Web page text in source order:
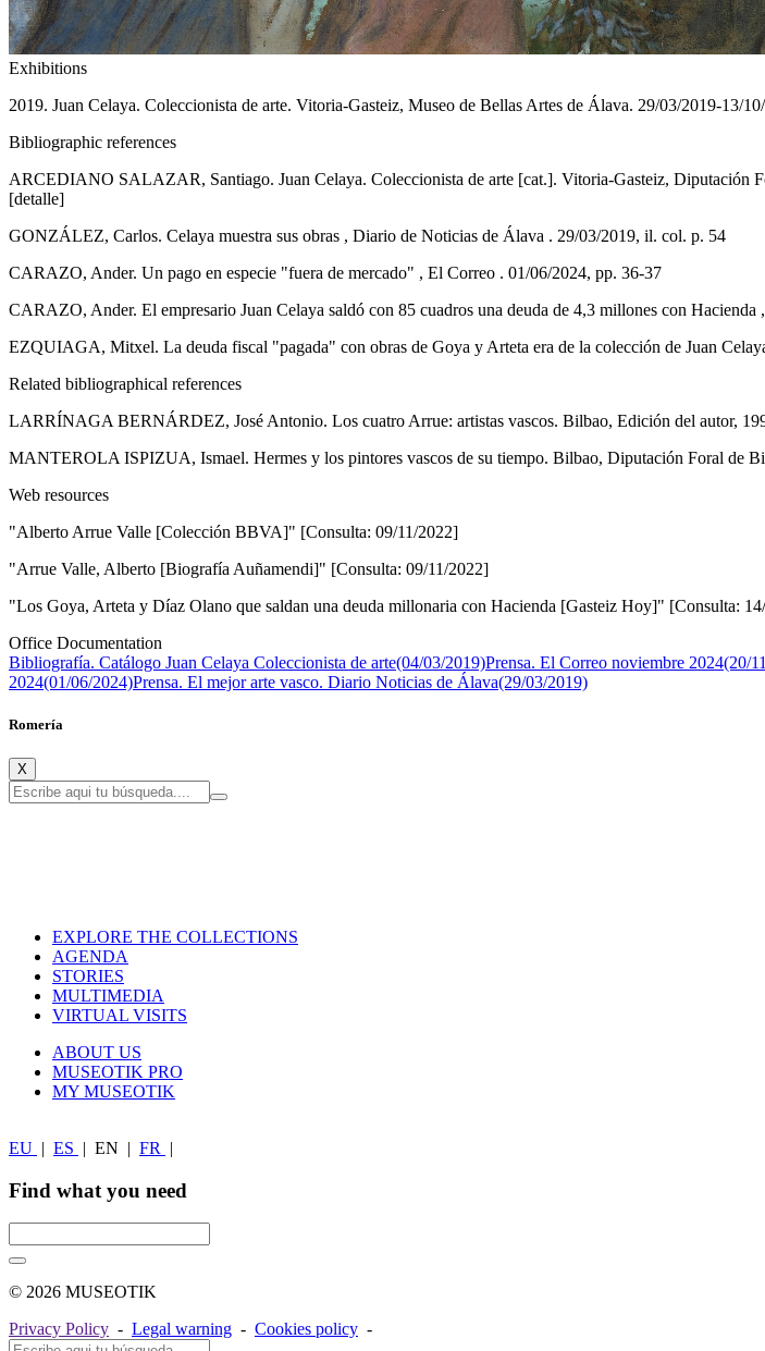
Exhibitions
2019. Juan Celaya. Coleccionista de arte. Vitoria-Gasteiz, Museo de Bellas Artes de Álava. 29/03/2019-13/
Bibliographic references
ARCEDIANO SALAZAR, Santiago. Juan Celaya. Coleccionista de arte [cat.]. Vitoria-Gasteiz, Diputación
[detalle]
GONZÁLEZ, Carlos. Celaya muestra sus obras , Diario de Noticias de Álava . 29/03/2019, il. col. p. 54
CARAZO, Ander. Un pago en especie "fuera de mercado" , El Correo . 01/06/2024, pp. 36-37
CARAZO, Ander. El empresario Juan Celaya saldó con 85 cuadros una deuda de 4,3 millones con
EZQUIAGA, Mitxel. La deuda fiscal "pagada" con obras de Goya y Arteta era de la colección de Juan
Related bibliographical references
LARRÍNAGA BERNÁRDEZ, José Antonio. Los cuatro Arrue: artistas vascos. Bilbao, Edición del autor,
MANTEROLA ISPIZUA, Ismael. Hermes y los pintores vascos de su tiempo. Bilbao, Diputación Foral de
Web resources
"Alberto Arrue Valle [Colección BBVA]" [Consulta: 09/11/2022]
"Arrue Valle, Alberto [Biografía Auñamendi]" [Consulta: 09/11/2022]
"Los Goya, Arteta y Díaz Olano que saldan una deuda millonaria con Hacienda [Gasteiz Hoy]" [Consulta:
Office Documentation
Bibliografía. Catálogo Juan Celaya Coleccionista de arte(04/03/2019)Prensa. El Correo noviembre 2024(20/
2024(01/06/2024)Prensa. El mejor arte vasco. Diario Noticias de Álava(29/03/2019)
Romería
X
EXPLORE THE COLLECTIONS
AGENDA
STORIES
MULTIMEDIA
VIRTUAL VISITS
ABOUT US
MUSEOTIK PRO
MY MUSEOTIK
EU | ES | EN | FR |
Find what you need
© 2026 MUSEOTIK
Privacy Policy - Legal warning - Cookies policy -